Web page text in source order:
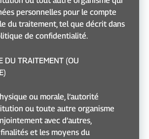
personnelles pour le compte
du traitement, tel que décrit dans
de confidentialité.
DU TRAITEMENT (OU
ou morale, l’autorité
ou toute autre organisme
avec d’autres,
et les moyens du